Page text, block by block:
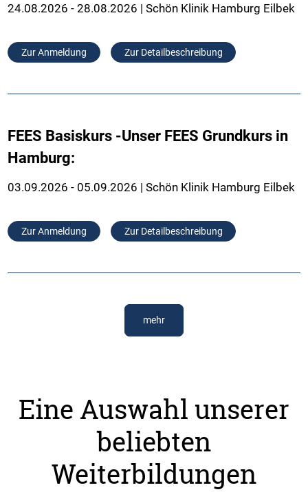
24.08.2026 - 28.08.2026 | Schön Klinik Hamburg Eilbek
Zur Anmeldung Zur Detailbeschreibung
FEES Basiskurs -Unser FEES Grundkurs in
Hamburg:
03.09.2026 - 05.09.2026 | Schön Klinik Hamburg Eilbek
Zur Anmeldung Zur Detailbeschreibung
mehr
Eine Auswahl unserer
beliebten
Weiterbildungen